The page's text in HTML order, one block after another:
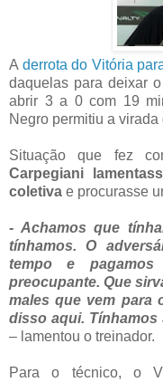
A derrota do Vitória
daquelas para deixar
abrir 3 a 0 com 19
Negro permitiu a
Situação que fez
Carpegiani
coletiva e procurasse
- Achamos que
tínhamos. O
tempo e
preocupante. Que
males que vem para
disso aqui. Tínhamos
– lamentou o treinador.
Para o técnico, o